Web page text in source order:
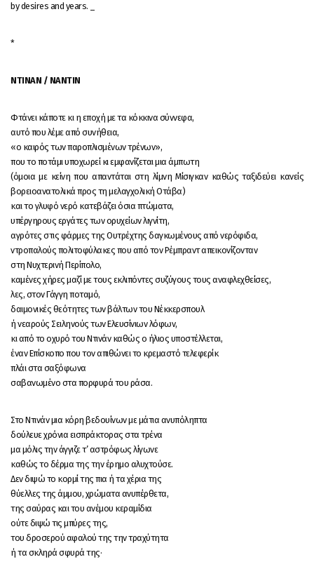
by desires and years. _
*
ΝΤΙΝΑΝ / ΝΑΝΤΙΝ
Φτάνει κάποτε κι η εποχή με τα κόκκινα σύννεφα,
αυτό που λέμε από συνήθεια,
«ο καιρός των παροπλισμένων τρένων»,
που το ποτάμι υποχωρεί κι εμφανίζεται μια άμπωτη
(όμοια με κείνη που απαντάται στη λίμνη Μίσιγκαν καθώς ταξιδεύει κανείς
βορειοανατολικά προς τη μελαγχολική Οτάβα)
και το γλυφό νερό κατεβάζει όσια πτώματα,
υπέργηρους εργάτες των ορυχείων λιγνίτη,
αγρότες στις φάρμες της Ουτρέχτης δαγκωμένους από νερόφιδα,
ντροπαλούς πολιτοφύλακες που από τον Ρέμπραντ απεικονίζονταν
στη Νυχτερινή Περίπολο,
καμένες χήρες μαζί με τους εκλιπόντες συζύγους τους αναφλεχθείσες,
λες, στον Γάγγη ποταμό,
δαιμονικές θεότητες των βάλτων του Νέκκερσπουλ
ή νεαρούς Σειληνούς των Ελευσίνιων λόφων,
κι από το οχυρό του Ντινάν καθώς ο ήλιος υποστέλλεται,
έναν Επίσκοπο που τον απιθώνει το κρεμαστό τελεφερίκ
πλάι στα σαξόφωνα
σαβανωμένο στα πορφυρά του ράσα.
Στο Ντινάν μια κόρη βεδουίνων με μάτια ανυπόληπτα
δούλευε χρόνια εισπράκτορας στα τρένα
μα μόλις την άγγιζε τ’ αστρόφως λίγωνε
καθώς το δέρμα της την έρημο αλυχτούσε.
Δεν διψώ το κορμί της πια ή τα χέρια της
θύελλες της άμμου, χρώματα ανυπέρθετα,
της σαύρας και του ανέμου κεραμίδια
ούτε διψώ τις μπύρες της,
του δροσερού αφαλού της την τραχύτητα
ή τα σκληρά σφυρά της·